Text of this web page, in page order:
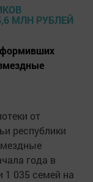
от
республики
года в
1 035 семей на